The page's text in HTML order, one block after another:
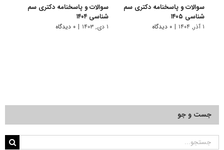
سوالات و پاسخنامه دکتری سم
شناسی ۱۴۰۵
۱ آذر, ۱۴۰۴ | ۰ دیدگاه
سوالات و پاسخنامه دکتری سم
شناسی ۱۴۰۴
۱ دی, ۱۴۰۳ | ۰ دیدگاه
جست و جو
جستجو